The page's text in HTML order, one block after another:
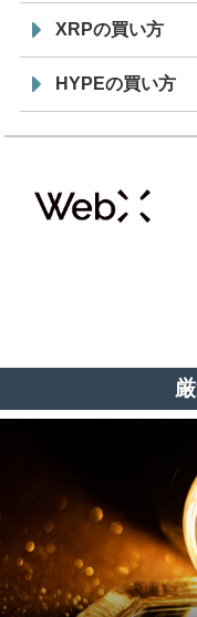
XRPの買い方
HYPEの買い方